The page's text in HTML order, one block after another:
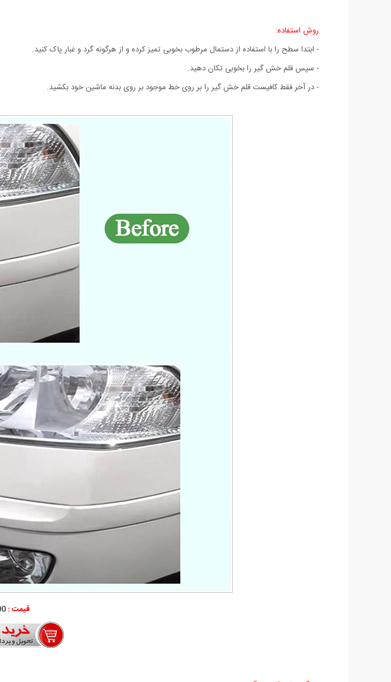
روش استفاده:
- ابتدا سطح را با استفاده از دستمال مرطوب بخوبی تمیز کرده و از هرگونه گرد و غبار پاک کنید.
- سپس قلم خش گیر را بخوبی تکان دهید.
- در آخر فقط کافیست قلم خش گیر را بر روی خط موجود بر روی بدنه ماشین خود بکشید.
قیمت :